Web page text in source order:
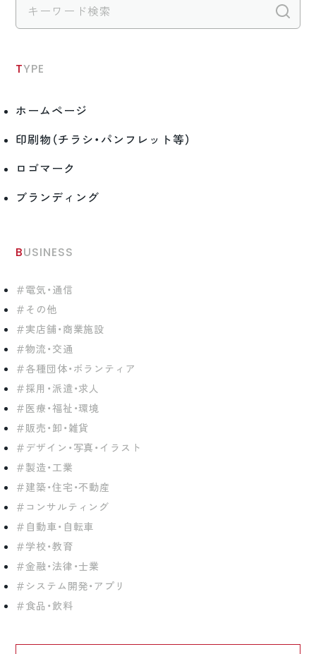
TYPE
ホームページ
印刷物（チラシ・パンフレット等）
ロゴマーク
ブランディング
BUSINESS
電気・通信
その他
実店舗・商業施設
物流・交通
各種団体・ボランティア
採用・派遣・求人
医療・福祉・環境
販売・卸・雑貨
デザイン・写真・イラスト
製造・工業
建築・住宅・不動産
コンサルティング
自動車・自転車
学校・教育
金融・法律・士業
システム開発・アプリ
食品・飲料